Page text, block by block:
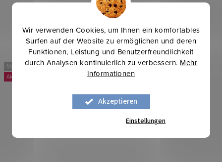
Wir verwenden Cookies, um Ihnen ein komfortables
Surfen auf der Website zu ermöglichen und deren
Funktionen, Leistung und Benutzerfreundlichkeit
durch Analysen kontinuierlich zu verbessern. Mehr
Informationen
Akzeptieren
Einstellungen
Mehr für weniger
Mehr für weniger